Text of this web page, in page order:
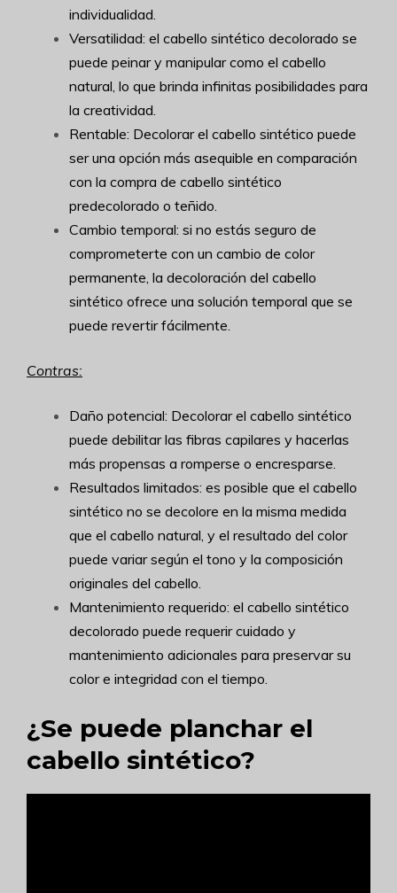
individualidad.
Versatilidad: el cabello sintético decolorado se
puede peinar y manipular como el cabello
natural, lo que brinda infinitas posibilidades para
la creatividad.
Rentable: Decolorar el cabello sintético puede
ser una opción más asequible en comparación
con la compra de cabello sintético
predecolorado o teñido.
Cambio temporal: si no estás seguro de
comprometerte con un cambio de color
permanente, la decoloración del cabello
sintético ofrece una solución temporal que se
puede revertir fácilmente.
Contras:
Daño potencial: Decolorar el cabello sintético
puede debilitar las fibras capilares y hacerlas
más propensas a romperse o encresparse.
Resultados limitados: es posible que el cabello
sintético no se decolore en la misma medida
que el cabello natural, y el resultado del color
puede variar según el tono y la composición
originales del cabello.
Mantenimiento requerido: el cabello sintético
decolorado puede requerir cuidado y
mantenimiento adicionales para preservar su
color e integridad con el tiempo.
¿Se puede planchar el
cabello sintético?